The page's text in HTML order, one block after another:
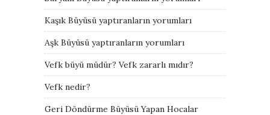
Kaşık Büyüsü yaptıranların yorumları
Aşk Büyüsü yaptıranların yorumları
Vefk büyü müdür? Vefk zararlı mıdır?
Vefk nedir?
Geri Döndürme Büyüsü Yapan Hocalar